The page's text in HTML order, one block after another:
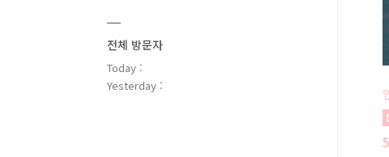
전체 방문자
Today :
Yesterday :